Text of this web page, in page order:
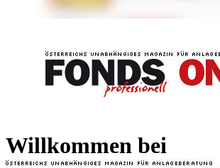
Willkommen bei